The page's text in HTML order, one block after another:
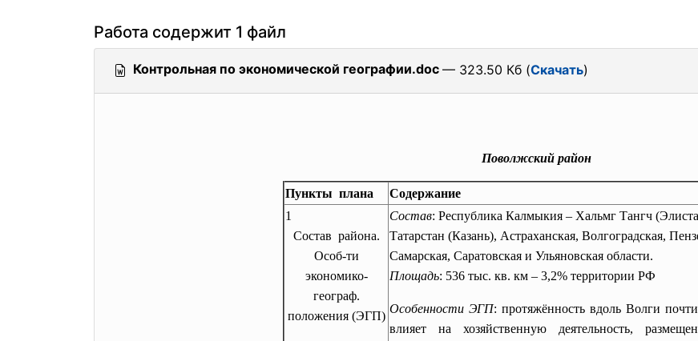
Работа содержит 1 файл
Контрольная по экономической географии.doc — 323.50 Кб (Скачать)
Поволжский район
Пункты плана
Содержание
1
Состав района.
Особ-ти
экономико-
географ.
положения (ЭГП)
Состав: Республика Калмыкия – Хальмг Тангч
Татарстан (Казань), Астраханская, Волгоградская,
Самарская, Саратовская и Ульяновская области.
Площадь: 536 тыс. кв. км – 3,2% территории РФ
Особенности ЭГП: протяжённость вдоль Волги
влияет на хозяйственную деятельность,